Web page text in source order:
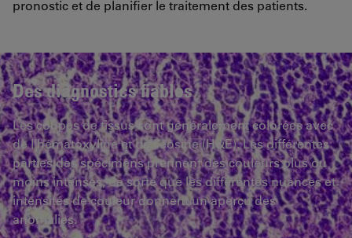
pronostic et de planifier le traitement des patients.
Des diagnostics fiables
Les coupes de tissus sont généralement colorées avec
de l’hématoxyline et de l’éosine (H&E). Les différentes
parties des spécimens prennent des couleurs plus ou
moins intenses, de sorte que les différentes nuances et
intensités de couleur donnent un aperçu des
anomalies.